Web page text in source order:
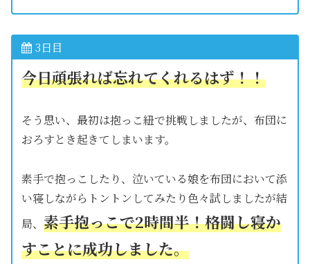
3日目
今日頑張れば忘れてくれるはず！！
そう思い、最初は抱っこ紐で挑戦しましたが、布団に
おろすとき起きてしまいます。
素手で抱っこしたり、泣いている娘を布団において添
い寝しながらトントンしてみたり色々試しましたが結
局、 素手抱っこで2時間半！格闘し寝か
すことに成功しました。